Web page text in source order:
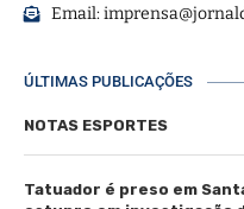
Email:
ÚLTIMAS PUBLICAÇÕES
NOTAS ESPORTES
Tatuador é preso em